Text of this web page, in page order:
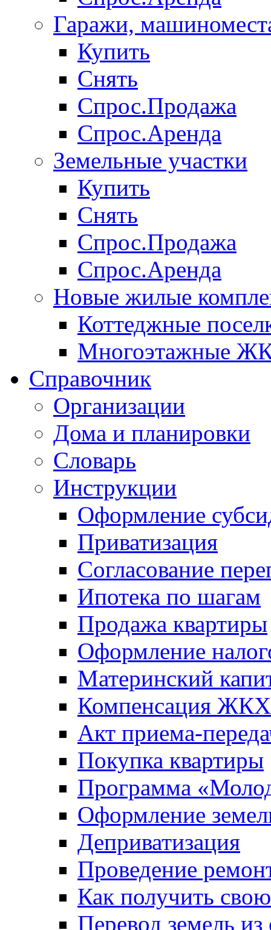
Гаражи,
Купить
Снять
Спрос.Продажа
Спрос.Аренда
Земельные участки
Купить
Снять
Спрос.Продажа
Спрос.Аренда
Новые жилые
Коттеджные
Многоэтажные
Справочник
Организации
Дома и планировки
Словарь
Инструкции
Оформление
Приватизация
Согласование
Ипотека по шагам
Продажа квартиры
Оформление
Материнский
Компенсация ЖКХ
Акт приема-
Покупка квартиры
Программа
Оформление
Деприватизация
Проведение
Как получить
Перевод земель